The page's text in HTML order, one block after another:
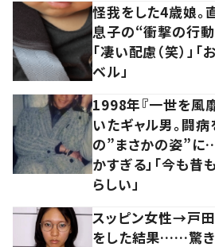
怪我をした4歳娘。
息子の“衝撃の行
「凄い配慮（笑）」
ベル」
1998年『一世を風
いたギャル男。闘
の”まさかの姿”に…
かすぎる」「今も昔
らしい」
スッピン女性→戸
をした結果……驚き